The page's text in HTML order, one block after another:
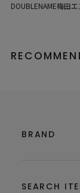
DOUBLENAME梅田
BRAND
SEARCH